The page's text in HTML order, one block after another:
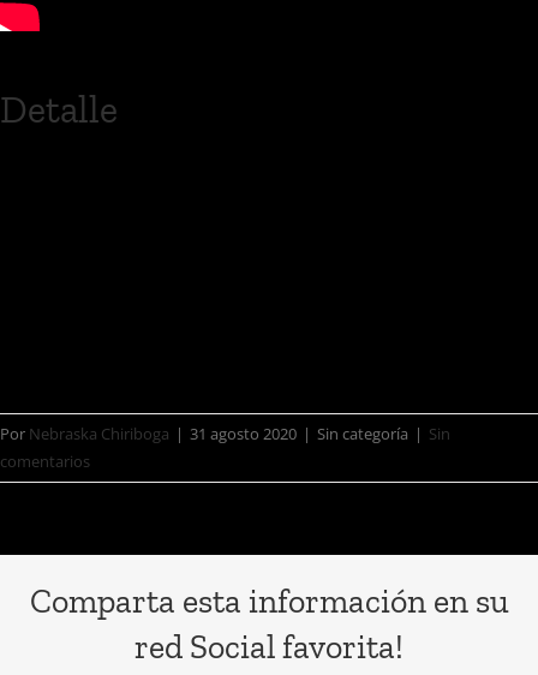
Detalle
Por Nebraska Chiriboga | 31 agosto 2020 | Sin categoría | Sin
comentarios
Comparta esta información en su
red Social favorita!